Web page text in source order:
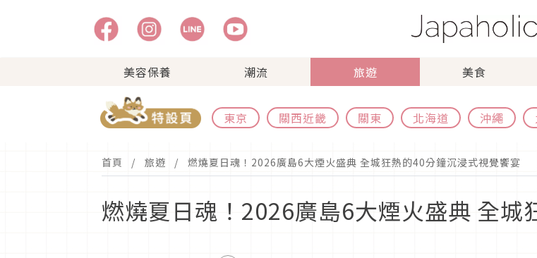
美容保養 潮流 旅遊 美食
東京 關西近畿 關東 北海道 沖繩
首頁 旅遊 燃燒夏日魂！2026廣島6大煙火盛典 全城狂熱的40分鐘沉浸式視覺饗宴
燃燒夏日魂！2026廣島6大煙火盛典 全城